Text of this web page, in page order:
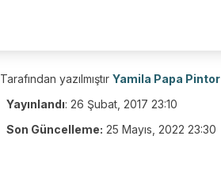
Tarafından yazılmıştır Yamila Papa Pintor
Yayınlandı: 26 Şubat, 2017 23:10
Son Güncelleme: 25 Mayıs, 2022 23:30